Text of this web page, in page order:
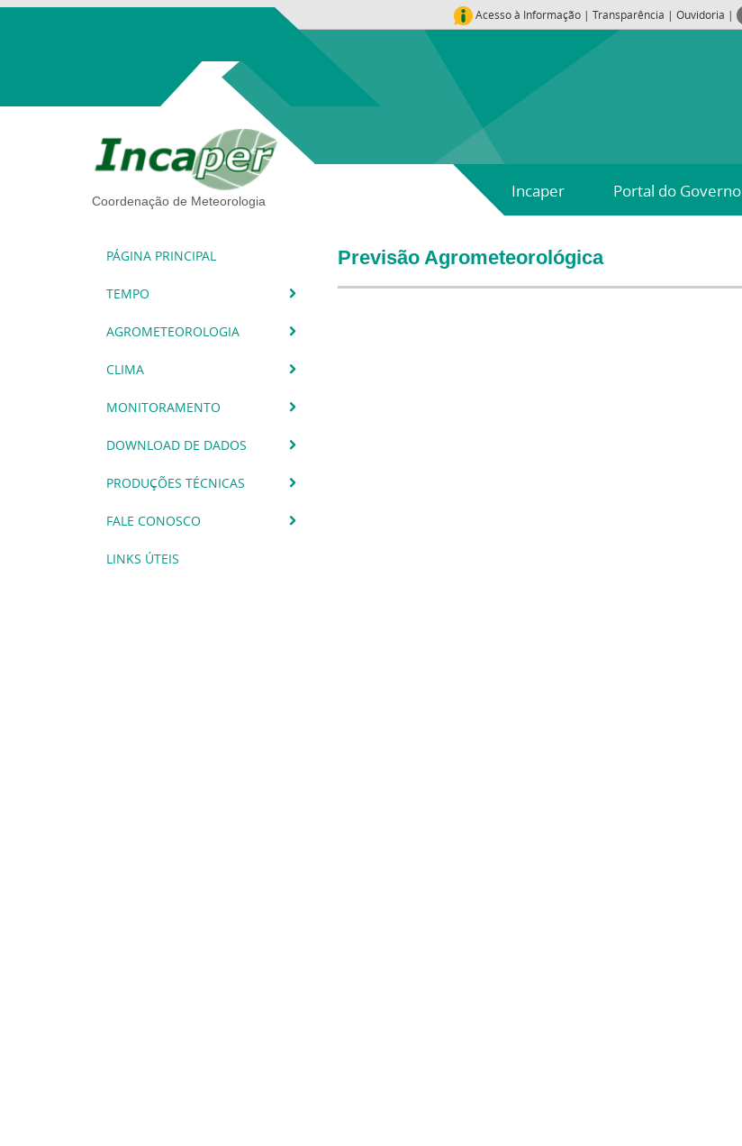
Acesso à Informação | Transparência | Ouvidoria |
Incaper Portal do Governo
Coordenação de Meteorologia
PÁGINA PRINCIPAL
TEMPO
AGROMETEOROLOGIA
CLIMA
MONITORAMENTO
DOWNLOAD DE DADOS
PRODUÇÕES TÉCNICAS
FALE CONOSCO
LINKS ÚTEIS
Previsão Agrometeorológica